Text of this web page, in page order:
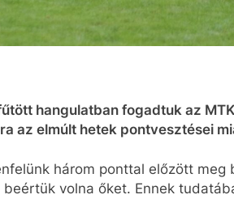
hangulatban fogadtuk az
az elmúlt hetek pontvesztései
három ponttal előzött meg
volna őket. Ennek